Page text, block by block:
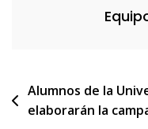
Navegación
de
Alumnos de la
elaborarán la